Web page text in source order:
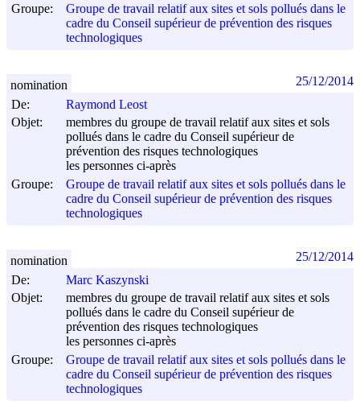
Groupe:
Groupe de travail relatif aux sites et sols pollués dans le
cadre du Conseil supérieur de prévention des risques
technologiques
De:
Raymond Leost
Objet:
membres du groupe de travail relatif aux sites et sols
pollués dans le cadre du Conseil supérieur de
prévention des risques technologiques
les personnes ci-après
Groupe:
Groupe de travail relatif aux sites et sols pollués dans le
cadre du Conseil supérieur de prévention des risques
technologiques
nomination 25/12/2014
De:
Marc Kaszynski
Objet:
membres du groupe de travail relatif aux sites et sols
pollués dans le cadre du Conseil supérieur de
prévention des risques technologiques
les personnes ci-après
Groupe:
Groupe de travail relatif aux sites et sols pollués dans le
cadre du Conseil supérieur de prévention des risques
technologiques
nomination 25/12/2014